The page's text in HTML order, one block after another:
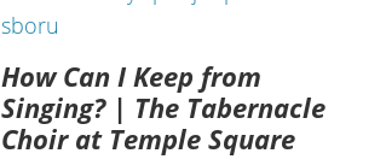
How Can I Keep from
Singing? | The Tabernacle
Choir at Temple Square